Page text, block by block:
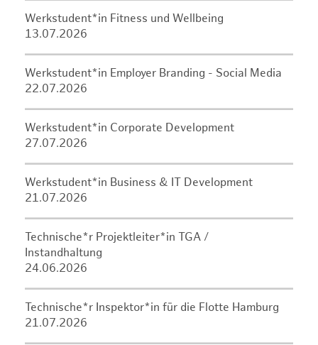
Werkstudent*in Fitness und Wellbeing
13.07.2026
Werkstudent*in Employer Branding - Social Media
22.07.2026
Werkstudent*in Corporate Development
27.07.2026
Werkstudent*in Business & IT Development
21.07.2026
Technische*r Projektleiter*in TGA /
Instandhaltung
24.06.2026
Technische*r Inspektor*in für die Flotte Hamburg
21.07.2026